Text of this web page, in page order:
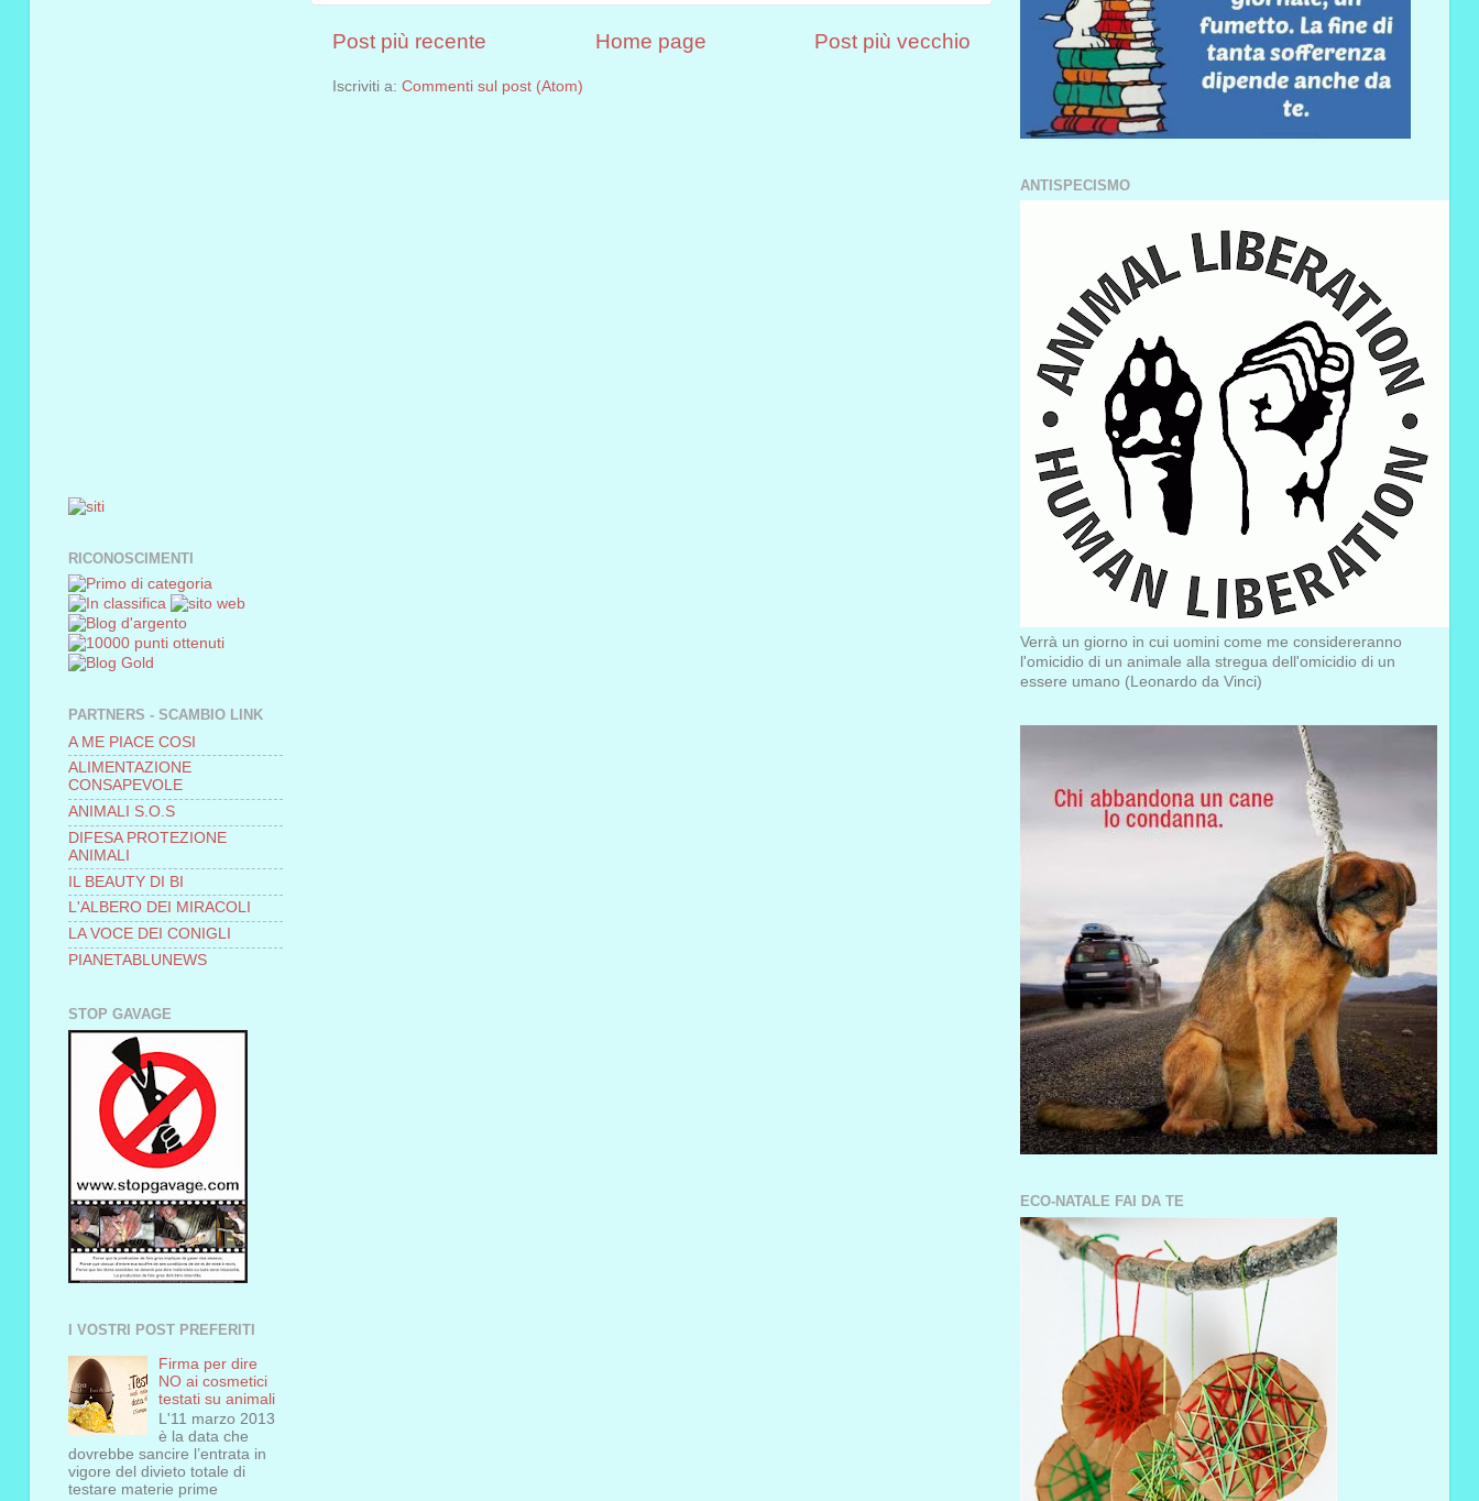
Post più recente Post più vecchio
Home page
Iscriviti a: Commenti sul post (Atom)
RICONOSCIMENTI
PARTNERS - SCAMBIO LINK
A ME PIACE COSI
ALIMENTAZIONE
CONSAPEVOLE
ANIMALI S.O.S
DIFESA PROTEZIONE
ANIMALI
IL BEAUTY DI BI
L'ALBERO DEI MIRACOLI
LA VOCE DEI CONIGLI
PIANETABLUNEWS
STOP GAVAGE
I VOSTRI POST PREFERITI
Firma per dire
NO ai cosmetici
testati su animali
L'11 marzo 2013
è la data che
dovrebbe sancire l’entrata in
vigore del divieto totale di
testare materie prime
ANTISPECISMO
Verrà un giorno in cui uomini come me considereranno
l'omicidio di un animale alla stregua dell'omicidio di un
essere umano (Leonardo da Vinci)
ECO-NATALE FAI DA TE